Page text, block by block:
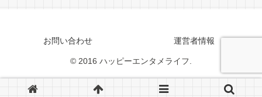
お問い合わせ 運営者情報
© 2016 ハッピーエンタメライフ.